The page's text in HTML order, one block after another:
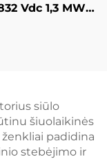
Vdc 1,3 MWh
BESS
siūlo
šiuolaikinės
padidina
stebėjimo ir